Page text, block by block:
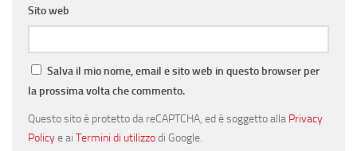
Sito web
Salva il mio nome, email e sito web in questo browser per
la prossima volta che commento.
Questo sito è protetto da reCAPTCHA, ed è soggetto alla Privacy
Policye ai Termini di utilizzodi Google.